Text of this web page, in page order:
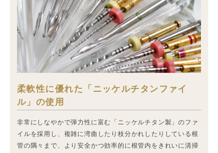
柔軟性に優れた「ニッケルチタンファイ
ル」の使用
非常にしなやかで弾力性に富む「ニッケルチタン製」のファ
イルを採用し、複雑に湾曲したり枝分かれしたりしている根
管の隅々まで、より安全かつ効率的に根管内をきれいに清掃